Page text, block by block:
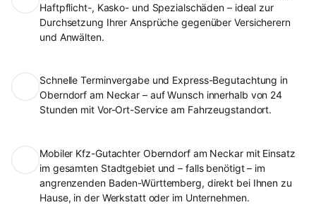
Haftpflicht-, Kasko- und Spezialschäden – ideal zur
Durchsetzung Ihrer Ansprüche gegenüber Versicherern
und Anwälten.
Schnelle Terminvergabe und Express-Begutachtung in
Oberndorf am Neckar – auf Wunsch innerhalb von 24
Stunden mit Vor-Ort-Service am Fahrzeugstandort.
Mobiler Kfz-Gutachter Oberndorf am Neckar mit Einsatz
im gesamten Stadtgebiet und – falls benötigt – im
angrenzenden Baden-Württemberg, direkt bei Ihnen zu
Hause, in der Werkstatt oder im Unternehmen.